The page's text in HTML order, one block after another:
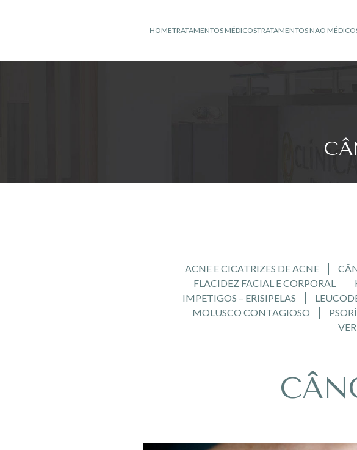
HOMETRATAMENTOS MÉDICOSTRATAMENTOS NÃO
ACNE E CICATRIZES DE ACNE
FLACIDEZ FACIAL E CORPORAL
IMPETIGOS – ERISIPELAS
MOLUSCO CONTAGIOSO